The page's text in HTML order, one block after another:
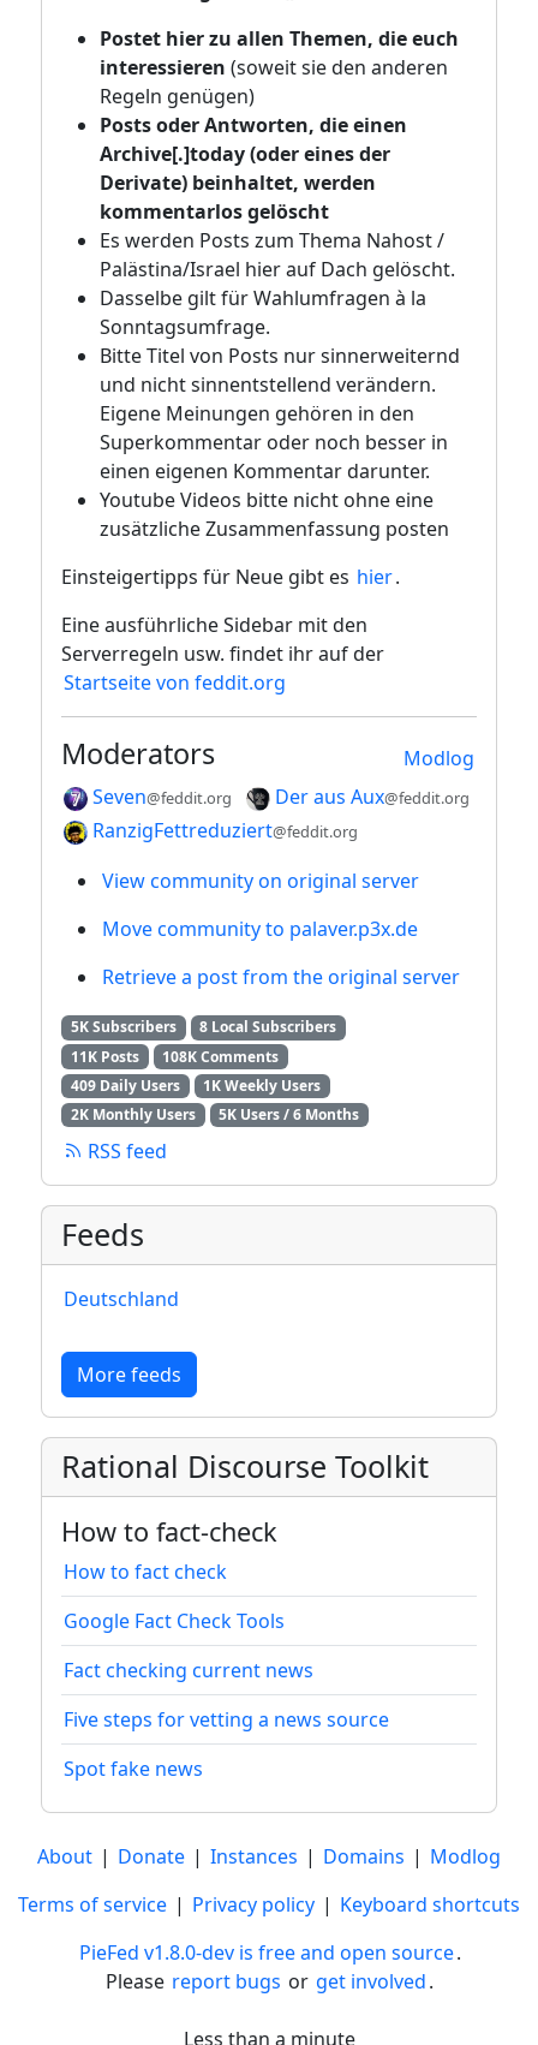
Postet hier zu allen Themen, die euch
interessieren (soweit sie den anderen
Regeln genügen)
Posts oder Antworten, die einen
Archive[.]today (oder eines der
Derivate) beinhaltet, werden
kommentarlos gelöscht
Es werden Posts zum Thema Nahost /
Palästina/Israel hier auf Dach gelöscht.
Dasselbe gilt für Wahlumfragen à la
Sonntagsumfrage.
Bitte Titel von Posts nur sinnerweiternd
und nicht sinnentstellend verändern.
Eigene Meinungen gehören in den
Superkommentar oder noch besser in
einen eigenen Kommentar darunter.
Youtube Videos bitte nicht ohne eine
zusätzliche Zusammenfassung posten
Einsteigertipps für Neue gibt es hier.
Eine ausführliche Sidebar mit den
Serverregeln usw. findet ihr auf der
Startseite von feddit.org
Modlog
Moderators
Seven@feddit.org Der aus Aux@feddit.org
RanzigFettreduziert@feddit.org
View community on original server
Move community to palaver.p3x.de
Retrieve a post from the original server
5K Subscribers
8 Local Subscribers
11K Posts
108K Comments
409 Daily Users
1K Weekly Users
2K Monthly Users
5K Users / 6 Months
RSS feed
Feeds
Deutschland
More feeds
Rational Discourse Toolkit
How to fact-check
How to fact check
Google Fact Check Tools
Fact checking current news
Five steps for vetting a news source
Spot fake news
About | Donate | Instances | Domains | Modlog
Terms of service | Privacy policy | Keyboard shortcuts
PieFed v1.8.0-dev is free and open source.
Please report bugs or get involved.
Less than a minute